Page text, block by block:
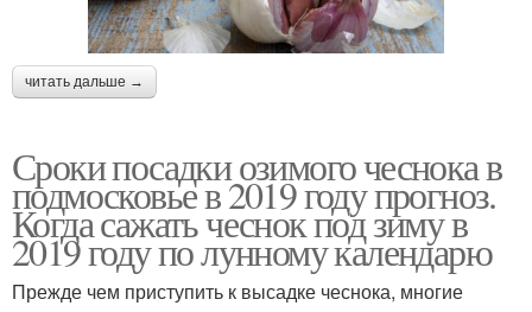
читать дальше →
Сроки посадки озимого чеснока в
подмосковье в 2019 году прогноз.
Когда сажать чеснок под зиму в
2019 году по лунному календарю
Прежде чем приступить к высадке чеснока, многие